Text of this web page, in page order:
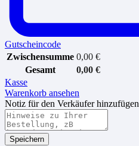
Gutscheincode
Zwischensumme 0,00 €
Gesamt
0,00 €
Kasse
Warenkorb ansehen
Notiz für den Verkäufer hinzufügen
Speichern